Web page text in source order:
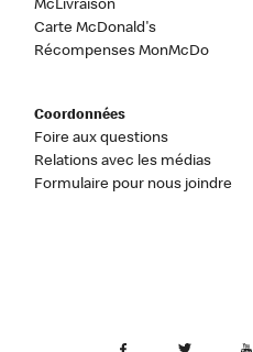
McLivraison
Carte McDonald's
Récompenses MonMcDo
Coordonnées
Foire aux questions
Relations avec les médias
Formulaire pour nous joindre